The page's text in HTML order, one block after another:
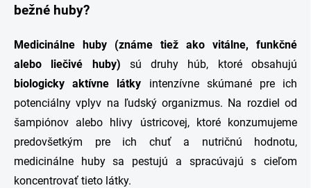
bežné huby?
Medicinálne huby (známe tiež ako vitálne, funkčné
alebo liečivé huby) sú druhy húb, ktoré obsahujú
biologicky aktívne látky intenzívne skúmané pre ich
potenciálny vplyv na ľudský organizmus. Na rozdiel od
šampiónov alebo hlivy ústricovej, ktoré konzumujeme
predovšetkým pre ich chuť a nutričnú hodnotu,
medicinálne huby sa pestujú a spracúvajú s cieľom
koncentrovať tieto látky.